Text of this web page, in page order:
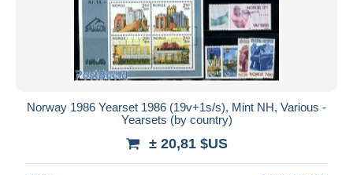
Norway 1986 Yearset 1986 (19v+1s/s), Mint NH, Various -
Yearsets (by country)
± 20,81 $US